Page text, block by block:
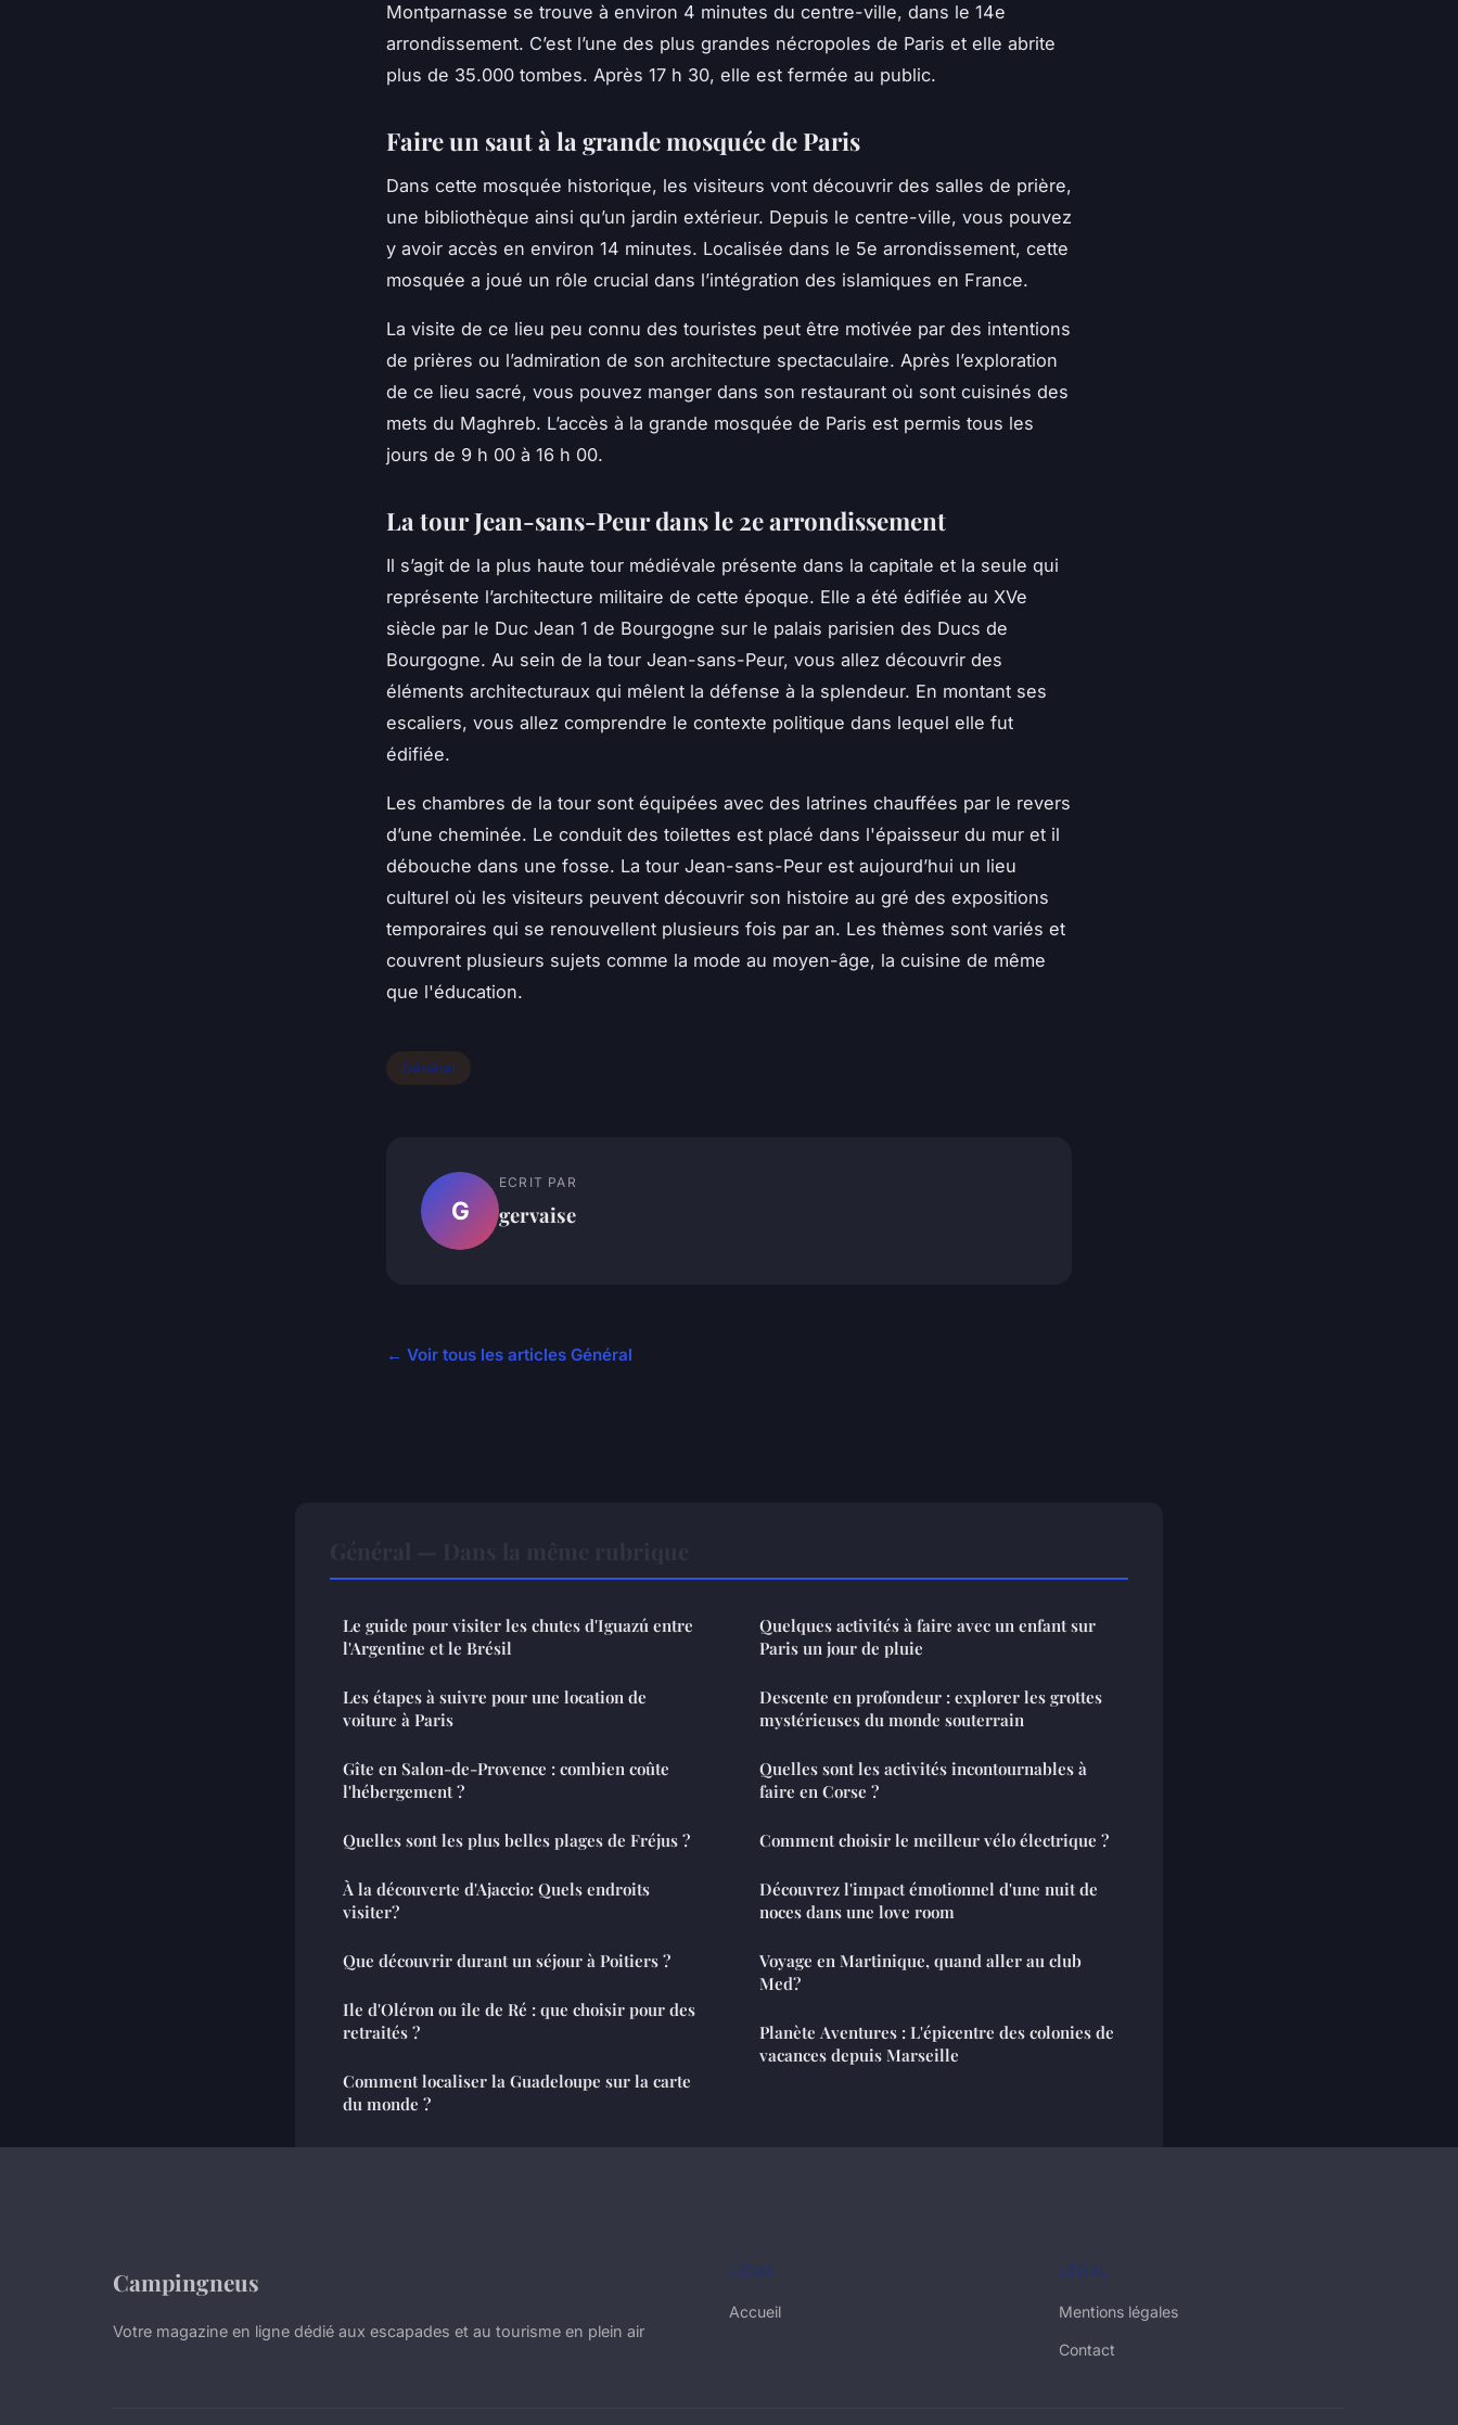
Montparnasse se trouve à environ 4 minutes du centre-ville, dans le 14e
arrondissement. C’est l’une des plus grandes nécropoles de Paris et elle abrite
plus de 35.000 tombes. Après 17 h 30, elle est fermée au public.
Faire un saut à la grande mosquée de Paris
Dans cette mosquée historique, les visiteurs vont découvrir des salles de prière,
une bibliothèque ainsi qu’un jardin extérieur. Depuis le centre-ville, vous pouvez
y avoir accès en environ 14 minutes. Localisée dans le 5e arrondissement, cette
mosquée a joué un rôle crucial dans l’intégration des islamiques en France.
La visite de ce lieu peu connu des touristes peut être motivée par des intentions
de prières ou l’admiration de son architecture spectaculaire. Après l’exploration
de ce lieu sacré, vous pouvez manger dans son restaurant où sont cuisinés des
mets du Maghreb. L’accès à la grande mosquée de Paris est permis tous les
jours de 9 h 00 à 16 h 00.
La tour Jean-sans-Peur dans le 2e arrondissement
Il s’agit de la plus haute tour médiévale présente dans la capitale et la seule qui
représente l’architecture militaire de cette époque. Elle a été édifiée au XVe
siècle par le Duc Jean 1 de Bourgogne sur le palais parisien des Ducs de
Bourgogne. Au sein de la tour Jean-sans-Peur, vous allez découvrir des
éléments architecturaux qui mêlent la défense à la splendeur. En montant ses
escaliers, vous allez comprendre le contexte politique dans lequel elle fut
édifiée.
Les chambres de la tour sont équipées avec des latrines chauffées par le revers
d’une cheminée. Le conduit des toilettes est placé dans l'épaisseur du mur et il
débouche dans une fosse. La tour Jean-sans-Peur est aujourd’hui un lieu
culturel où les visiteurs peuvent découvrir son histoire au gré des expositions
temporaires qui se renouvellent plusieurs fois par an. Les thèmes sont variés et
couvrent plusieurs sujets comme la mode au moyen-âge, la cuisine de même
que l'éducation.
Général
G
ECRIT PAR
gervaise
← Voir tous les articles Général
Le guide pour visiter les chutes d'Iguazú entre
l'Argentine et le Brésil
Les étapes à suivre pour une location de
voiture à Paris
Gîte en Salon-de-Provence : combien coûte
l'hébergement ?
Quelles sont les plus belles plages de Fréjus ?
À la découverte d'Ajaccio: Quels endroits
visiter?
Que découvrir durant un séjour à Poitiers ?
Ile d'Oléron ou île de Ré : que choisir pour des
retraités ?
Comment localiser la Guadeloupe sur la carte
du monde ?
Quelques activités à faire avec un enfant sur
Paris un jour de pluie
Descente en profondeur : explorer les grottes
mystérieuses du monde souterrain
Quelles sont les activités incontournables à
faire en Corse ?
Comment choisir le meilleur vélo électrique ?
Découvrez l'impact émotionnel d'une nuit de
noces dans une love room
Voyage en Martinique, quand aller au club
Med?
Planète Aventures : L'épicentre des colonies de
vacances depuis Marseille
Campingneus
Votre magazine en ligne dédié aux escapades et au tourisme en plein air
LIENS
Accueil
LÉGAL
Mentions légales
Contact